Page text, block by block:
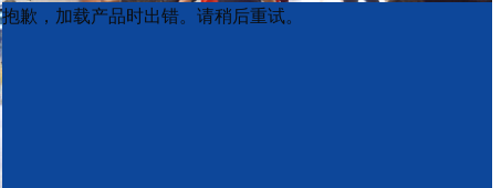
Product
List
Product
List
抱歉，加载产品时出错。请稍后重试。